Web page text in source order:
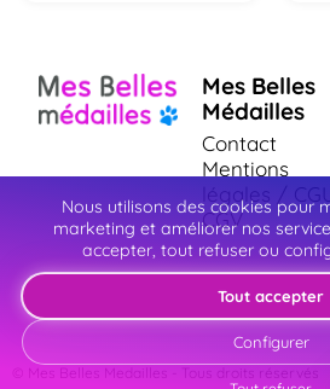
Mes Belles
Médailles
Contact
Mentions
légales /
CGV
© Mes Belles Medailles - Tous droits réservés
Nous utilisons des cookies pour
marketing et améliorer nos
accepter, tout refuser ou
Tout accepter
Configurer